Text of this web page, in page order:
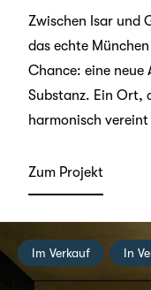
Zwischen Isar und
das echte
Chance: eine
Substanz. Ein Ort,
harmonisch vereint
Zum Projekt
Im Verkauf In